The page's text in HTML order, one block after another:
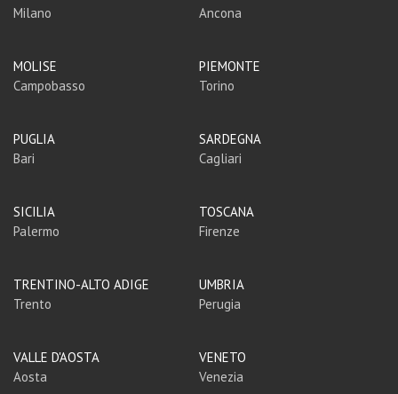
Milano
Ancona
MOLISE
Campobasso
PIEMONTE
Torino
PUGLIA
Bari
SARDEGNA
Cagliari
SICILIA
Palermo
TOSCANA
Firenze
TRENTINO-ALTO ADIGE
Trento
UMBRIA
Perugia
VALLE D'AOSTA
Aosta
VENETO
Venezia